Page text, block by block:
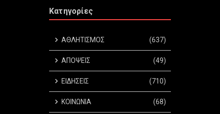
Κατηγορίες
ΑΘΛΗΤΙΣΜΟΣ (637)
ΑΠΟΨΕΙΣ (49)
ΕΙΔΗΣΕΙΣ (710)
ΚΟΙΝΩΝΙΑ (68)